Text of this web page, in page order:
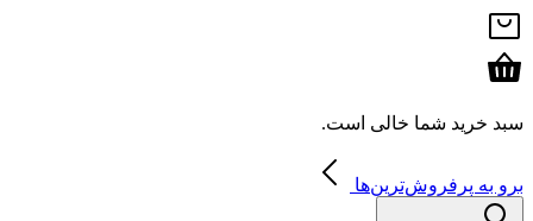
سبد خرید شما خالی است.
برو به پرفروش‌ترین‌ها